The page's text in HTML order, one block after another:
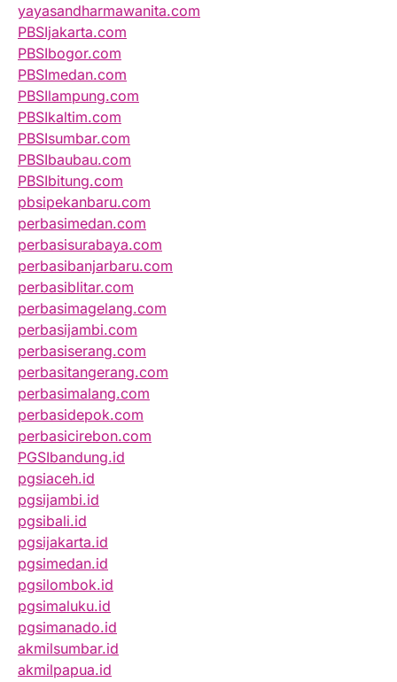
yayasandharmawanita.com
PBSIjakarta.com
PBSIbogor.com
PBSImedan.com
PBSIlampung.com
PBSIkaltim.com
PBSIsumbar.com
PBSIbaubau.com
PBSIbitung.com
pbsipekanbaru.com
perbasimedan.com
perbasisurabaya.com
perbasibanjarbaru.com
perbasiblitar.com
perbasimagelang.com
perbasijambi.com
perbasiserang.com
perbasitangerang.com
perbasimalang.com
perbasidepok.com
perbasicirebon.com
PGSIbandung.id
pgsiaceh.id
pgsijambi.id
pgsibali.id
pgsijakarta.id
pgsimedan.id
pgsilombok.id
pgsimaluku.id
pgsimanado.id
akmilsumbar.id
akmilpapua.id